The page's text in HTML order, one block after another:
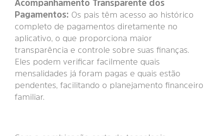
Acompanhamento Transparente dos
Pagamentos: Os pais têm acesso ao histórico
completo de pagamentos diretamente no
aplicativo, o que proporciona maior
transparência e controle sobre suas finanças.
Eles podem verificar facilmente quais
mensalidades já foram pagas e quais estão
pendentes, facilitando o planejamento financeiro
familiar.